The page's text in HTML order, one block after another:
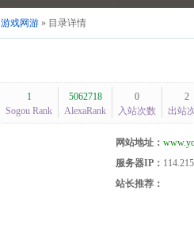
游戏网游 » 目录详情
1
Sogou Rank
5062718
AlexaRank
0
入站次数
2
出站
网站地址：
服务器IP：
站长推荐：